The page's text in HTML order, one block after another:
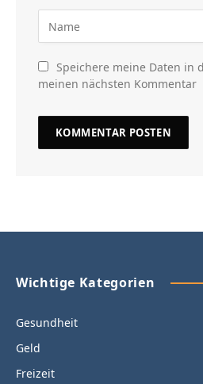
Speichere meine Daten in
meinen nächsten Kommentar
Wichtige Kategorien
Gesundheit
Geld
Freizeit